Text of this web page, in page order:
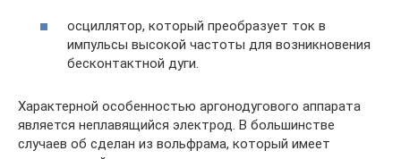
осциллятор, который преобразует ток в
импульсы высокой частоты для возникновения
бесконтактной дуги.
Характерной особенностью аргонодугового аппарата
является неплавящийся электрод. В большинстве
случаев об сделан из вольфрама, который имеет